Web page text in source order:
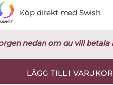
nedan om du vill betala
LÄGG TILL I
Köp direkt med Swish